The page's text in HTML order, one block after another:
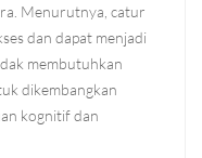
Menurutnya, catur
dan dapat menjadi
membutuhkan
dikembangkan
kognitif dan